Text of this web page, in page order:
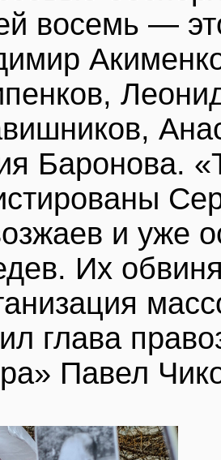
восемь —
Баронова.
и уже
Их
глава
Павел